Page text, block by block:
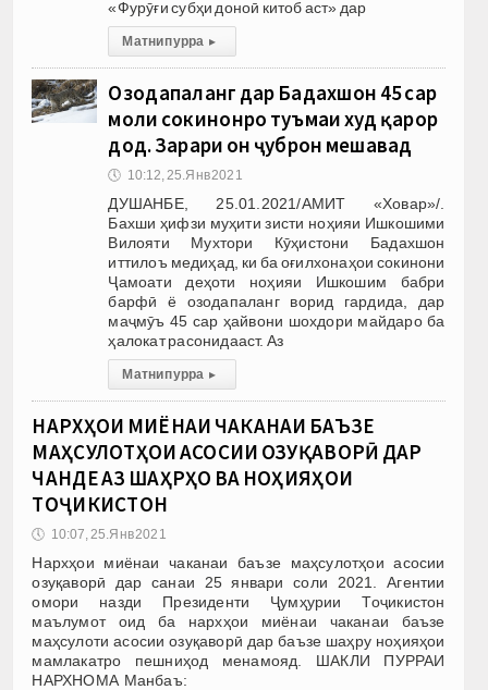
«Фурӯғи субҳи доноӣ китоб аст» дар
Матни пурра ▸
Озодапаланг дар Бадахшон 45 сар
моли сокинонро туъмаи худ қарор
дод. Зарари он ҷуброн мешавад
🕔 10:12, 25.Янв 2021
ДУШАНБЕ, 25.01.2021/АМИТ «Ховар»/.
Бахши ҳифзи муҳити зисти ноҳияи Ишкошими
Вилояти Мухтори Кӯҳистони Бадахшон
иттилоъ медиҳад, ки ба оғилхонаҳои сокинони
Ҷамоати деҳоти ноҳияи Ишкошим бабри
барфӣ ё озодапаланг ворид гардида, дар
маҷмӯъ 45 сар ҳайвони шохдори майдаро ба
ҳалокат расонидааст. Аз
Матни пурра ▸
НАРХҲОИ МИЁНАИ ЧАКАНАИ БАЪЗЕ
МАҲСУЛОТҲОИ АСОСИИ ОЗУҚАВОРӢ ДАР
ЧАНДЕ АЗ ШАҲРҲО ВА НОҲИЯҲОИ
ТОҶИКИСТОН
🕔 10:07, 25.Янв 2021
Нархҳои миёнаи чаканаи баъзе маҳсулотҳои асосии
озуқаворӣ дар санаи 25 январи соли 2021. Агентии
омори назди Президенти Ҷумҳурии Тоҷикистон
маълумот оид ба нархҳои миёнаи чаканаи баъзе
маҳсулоти асосии озуқаворӣ дар баъзе шаҳру ноҳияҳои
мамлакатро пешниҳод менамояд. ШАКЛИ ПУРРАИ
НАРХНОМА Манбаъ: